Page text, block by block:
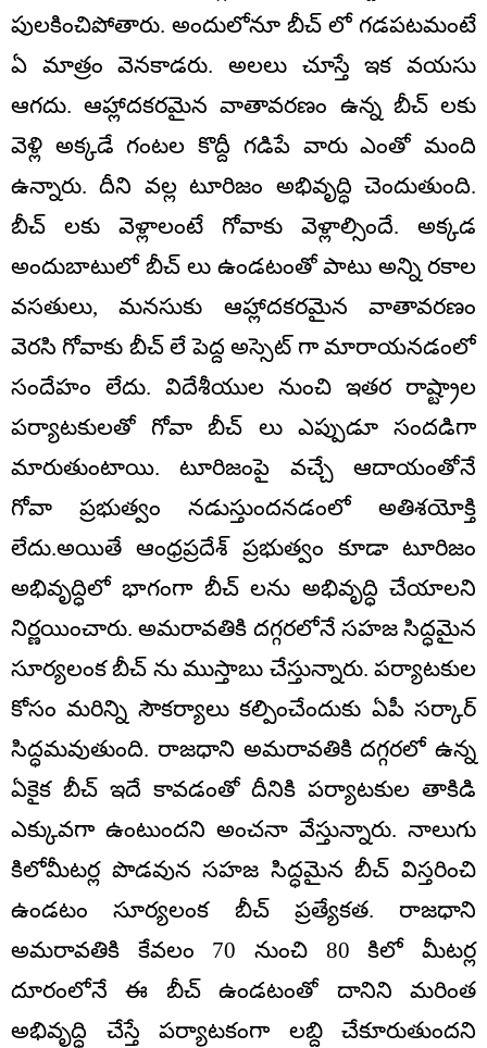
పులకించిపోతారు. అందులోనూ బీచ్ లో గడపటమంటే
ఏ మాత్రం వెనకాడరు. అలలు చూస్తే ఇక వయసు
ఆగదు. ఆహ్లాదకరమైన వాతావరణం ఉన్న బీచ్ లకు
వెళ్లి అక్కడే గంటల కొద్దీ గడిపే వారు ఎంతో మంది
ఉన్నారు. దీని వల్ల టూరిజం అభివృద్ధి చెందుతుంది.
బీచ్ లకు వెళ్లాలంటే గోవాకు వెళ్లాల్సిందే. అక్కడ
అందుబాటులో బీచ్ లు ఉండటంతో పాటు అన్ని రకాల
వసతులు, మనసుకు ఆహ్లాదకరమైన వాతావరణం
వెరసి గోవాకు బీచ్ లే పెద్ద అస్సెట్ గా మారాయనడంలో
సందేహం లేదు. విదేశీయుల నుంచి ఇతర రాష్ట్రాల
పర్యాటకులతో గోవా బీచ్ లు ఎప్పుడూ సందడిగా
మారుతుంటాయి. టూరిజంపై వచ్చే ఆదాయంతోనే
గోవా ప్రభుత్వం నడుస్తుందనడంలో అతిశయోక్తి
లేదు.అయితే ఆంధ్రప్రదేశ్ ప్రభుత్వం కూడా టూరిజం
అభివృద్ధిలో భాగంగా బీచ్ లను అభివృద్ధి చేయాలని
నిర్ణయించారు. అమరావతికి దగ్గరలోనే సహజ సిద్ధమైన
సూర్యలంక బీచ్‌ ను ముస్తాబు చేస్తున్నారు. పర్యాటకుల
కోసం మరిన్ని సౌకర్యాలు కల్పించేందుకు ఏపీ సర్కార్
సిద్ధమవుతుంది. రాజధాని అమరావతికి దగ్గరలో ఉన్న
ఏకైక బీచ్‌ ఇదే కావడంతో దీనికి పర్యాటకుల తాకిడి
ఎక్కువగా ఉంటుందని అంచనా వేస్తున్నారు. నాలుగు
కిలోమీటర్ల పొడవున సహజ సిద్ధమైన బీచ్‌ విస్తరించి
ఉండటం సూర్యలంక బీచ్ ప్రత్యేకత. రాజధాని
అమరావతికి కేవలం 70 నుంచి 80 కిలో మీటర్ల
దూరంలోనే ఈ బీచ్‌ ఉండటంతో దానిని మరింత
అభివృద్ధి చేస్తే పర్యాటకంగా లబ్ది చేకూరుతుందని